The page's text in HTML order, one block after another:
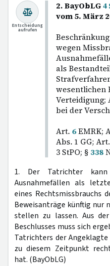
2. BayObLG4
vom 5. März
wegen
als
wesentlichen
Verteidigung;
bei der
Art. 6EMRK;
Abs. 1 GG; Art.
3 StPO; § 338
Entscheidung
aufrufen
1. Der Tatrichter
Ausnahmefällen als
eines Rechtsmissbrauchs
Beweisanträge künftig nur
stellen zu lassen. Aus
Beschlusses muss sich
Tatrichters der
zu diesem Zeitpunkt
hat. (BayObLG)